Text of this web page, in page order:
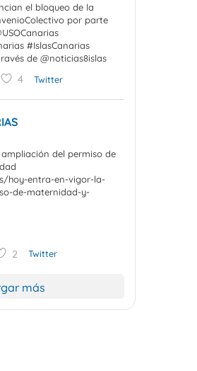
el bloqueo de la
por parte
#IslasCanarias
de @noticias8islas
4 Twitter
del permiso de
hoy-entra-en-vigor-la-
de-maternidad-y-
2 Twitter
más